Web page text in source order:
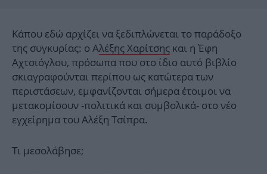
Κάπου εδώ αρχίζει να ξεδιπλώνεται το παράδοξο
της συγκυρίας: ο Αλέξης Χαρίτσης και η Έφη
Αχτσιόγλου, πρόσωπα που στο ίδιο αυτό βιβλίο
σκιαγραφούνται περίπου ως κατώτερα των
περιστάσεων, εμφανίζονται σήμερα έτοιμοι να
μετακομίσουν -πολιτικά και συμβολικά- στο νέο
εγχείρημα του Αλέξη Τσίπρα.
Τι μεσολάβησε;